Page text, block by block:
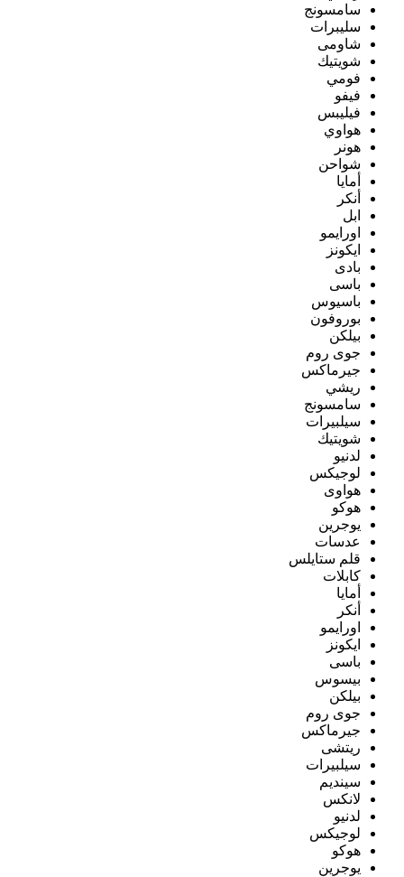
سامسونج
سليبرات
شاومى
شويتيك
فومي
فيفو
فيليبس
هواوي
هونر
شواحن
أمايا
أنكر
ابل
اورايمو
ايكونز
بادى
باسى
باسيوس
بوروفون
بيلكن
جوى روم
جيرماكس
ريشي
سامسونج
سيلبيرات
شويتيك
لدنيو
لوجيكس
هواوى
هوكو
يوجرين
عدسات
قلم ستايلس
كابلات
أمايا
أنكر
اورايمو
ايكونز
باسى
بيسوس
بيلكن
جوى روم
جيرماكس
ريتشى
سيلبيرات
سينديم
لانكس
لدنيو
لوجيكس
هوكو
يوجرين